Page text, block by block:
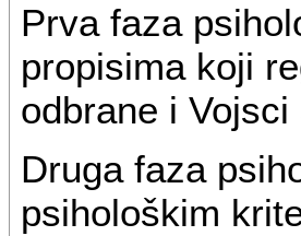
Prva faza
propisima koji
odbrane i Vojsci
Druga faza
psihološkim